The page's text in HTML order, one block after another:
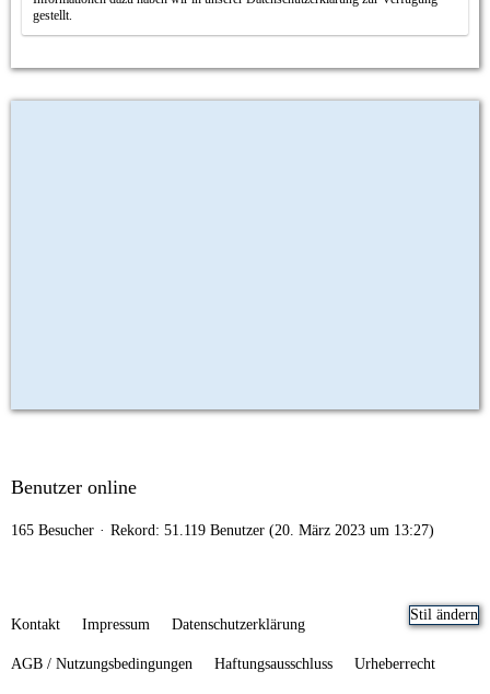
gestellt.
Benutzer online
165 Besucher Rekord: 51.119 Benutzer (20. März 2023 um 13:27)
Stil ändern
Kontakt Impressum Datenschutzerklärung
AGB / Nutzungsbedingungen Haftungsausschluss Urheberrecht